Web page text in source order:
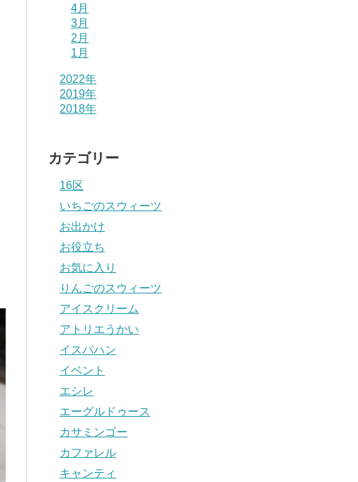
4月
3月
2月
1月
2022年
2019年
2018年
カテゴリー
16区
いちごのスウィーツ
お出かけ
お役立ち
お気に入り
りんごのスウィーツ
アイスクリーム
アトリエうかい
イスパハン
イベント
エシレ
エーグルドゥース
カサミンゴー
カファレル
キャンティ